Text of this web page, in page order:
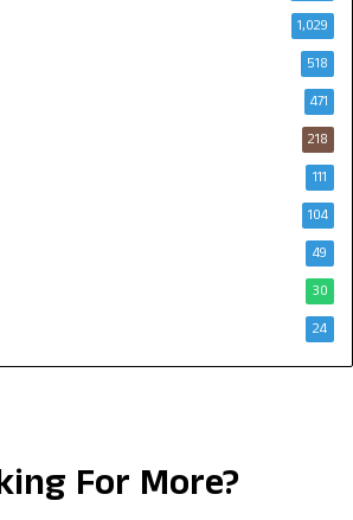
1,029
518
471
218
111
104
49
30
24
For More?